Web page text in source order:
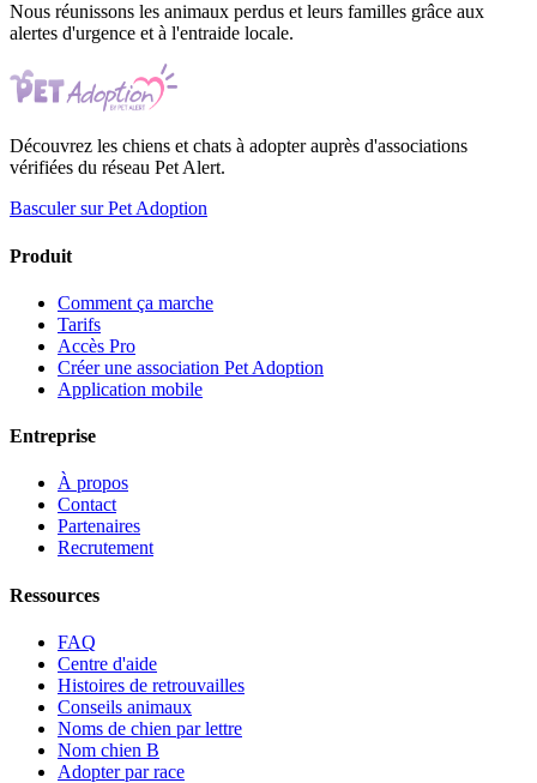
Nous réunissons les animaux perdus et leurs familles grâce aux
alertes d'urgence et à l'entraide locale.
Découvrez les chiens et chats à adopter auprès d'associations
vérifiées du réseau Pet Alert.
Basculer sur Pet Adoption
Produit
Comment ça marche
Tarifs
Accès Pro
Créer une association Pet Adoption
Application mobile
Entreprise
À propos
Contact
Partenaires
Recrutement
Ressources
FAQ
Centre d'aide
Histoires de retrouvailles
Conseils animaux
Noms de chien par lettre
Nom chien B
Adopter par race